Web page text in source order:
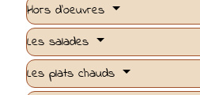
Hors d'oeuvres
Les salades
Les plats chauds